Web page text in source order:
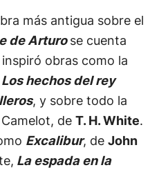
más antigua sobre el
de Arturose cuenta
obras como la
Los hechos del rey
, y sobre todo la
de T. H. White.
Excalibur, de John
La espada en la